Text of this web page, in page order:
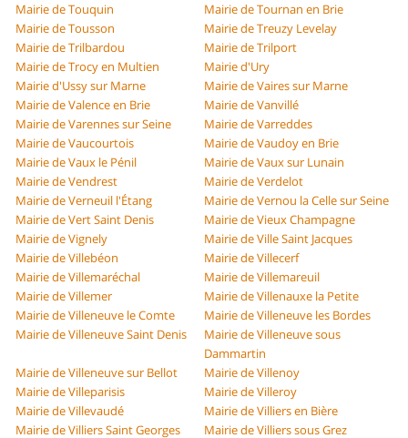
Mairie de Touquin
Mairie de Tournan en Brie
Mairie de Tousson
Mairie de Treuzy Levelay
Mairie de Trilbardou
Mairie de Trilport
Mairie de Trocy en Multien
Mairie d'Ury
Mairie d'Ussy sur Marne
Mairie de Vaires sur Marne
Mairie de Valence en Brie
Mairie de Vanvillé
Mairie de Varennes sur Seine
Mairie de Varreddes
Mairie de Vaucourtois
Mairie de Vaudoy en Brie
Mairie de Vaux le Pénil
Mairie de Vaux sur Lunain
Mairie de Vendrest
Mairie de Verdelot
Mairie de Verneuil l'Étang
Mairie de Vernou la Celle sur Seine
Mairie de Vert Saint Denis
Mairie de Vieux Champagne
Mairie de Vignely
Mairie de Ville Saint Jacques
Mairie de Villebéon
Mairie de Villecerf
Mairie de Villemaréchal
Mairie de Villemareuil
Mairie de Villemer
Mairie de Villenauxe la Petite
Mairie de Villeneuve le Comte
Mairie de Villeneuve les Bordes
Mairie de Villeneuve Saint Denis
Mairie de Villeneuve sous
Dammartin
Mairie de Villeneuve sur Bellot
Mairie de Villenoy
Mairie de Villeparisis
Mairie de Villeroy
Mairie de Villevaudé
Mairie de Villiers en Bière
Mairie de Villiers Saint Georges
Mairie de Villiers sous Grez